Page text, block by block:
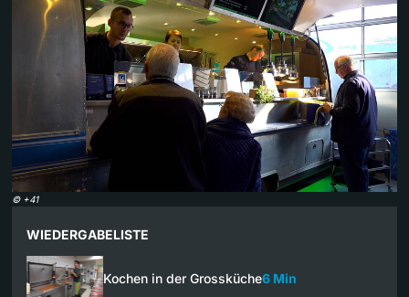
© +41
WIEDERGABELISTE
Kochen in der Grossküche6 Min